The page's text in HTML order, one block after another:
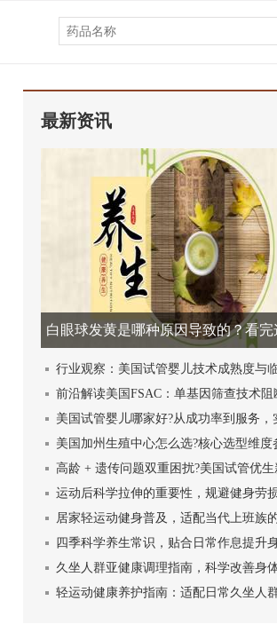
最新资讯
白眼球发黄是哪种原因导致的？看完
健康资讯就明白！
行业观察：美国试管婴儿技术成熟度与
用现状解析
前沿解读美国FSAC：单基因筛查技术阻
传疾病优势
美国试管婴儿哪家好?从成功率到服务，
对比不踩坑
美国加州生殖中心怎么选?核心选型维度
高龄 + 遗传问题双重困扰?美国试管优生
路
运动后科学拉伸的重要性，规避健身劳
训练效果
居家轻运动健身普及，适配当代上班族
锻炼方式
四季科学养生常识，贴合日常作息提升
疫力
久坐人群亚健康调理指南，科学改善身
状态
轻运动健康养护指南：适配日常久坐人